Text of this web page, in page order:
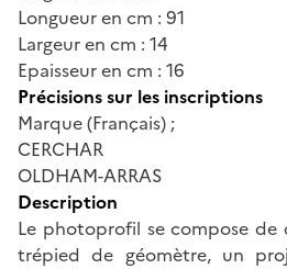
Longueur en cm : 91
Largeur en cm : 14
Epaisseur en cm : 16
Précisions sur les inscriptions
Marque (Français) ;
CERCHAR
OLDHAM-ARRAS
Description
Le photoprofil se compose de
trépied de géomètre, un